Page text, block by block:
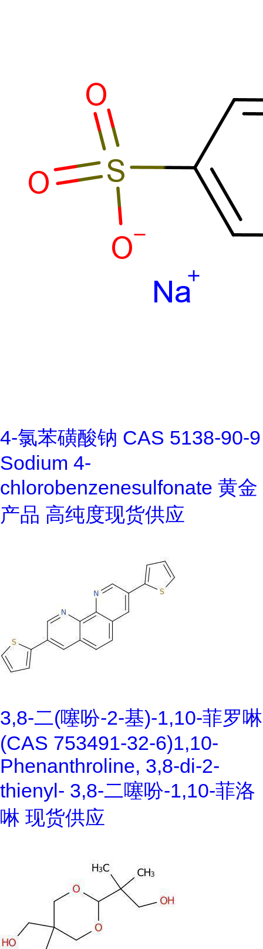
4-氯苯磺酸钠 CAS 5138-90-9
Sodium 4-
chlorobenzenesulfonate 黄金
产品 高纯度现货供应
3,8-二(噻吩-2-基)-1,10-菲罗啉
(CAS 753491-32-6)1,10-
Phenanthroline, 3,8-di-2-
thienyl- 3,8-二噻吩-1,10-菲洛
啉 现货供应